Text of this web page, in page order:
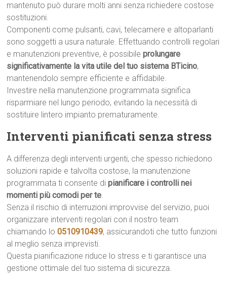
mantenuto può durare molti anni senza richiedere costose
sostituzioni.
Componenti come pulsanti, cavi, telecamere e altoparlanti
sono soggetti a usura naturale. Effettuando controlli regolari
e manutenzioni preventive, è possibileprolungare
significativamente la vita utile del tuo sistema BTicino,
mantenendolo sempre efficiente e affidabile.
Investire nella manutenzione programmata significa
risparmiare nel lungo periodo, evitando la necessità di
sostituire lintero impianto prematuramente.
Interventi pianificati senza stress
A differenza degli interventi urgenti, che spesso richiedono
soluzioni rapide e talvolta costose, la manutenzione
programmata ti consente dipianificare i controlli nei
momenti più comodi per te.
Senza il rischio di interruzioni improvvise del servizio, puoi
organizzare interventi regolari con il nostro team
chiamando lo0510910439, assicurandoti che tutto funzioni
al meglio senza imprevisti.
Questa pianificazione riduce lo stress e ti garantisce una
gestione ottimale del tuo sistema di sicurezza.